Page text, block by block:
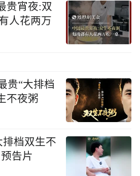
贵宵夜:双
人花两万
贵“大排档
不夜粥
排档双生不
告片